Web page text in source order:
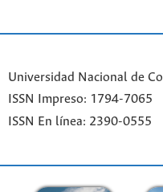
Universidad Nacional de
ISSN Impreso: 1794-7065
ISSN En línea: 2390-0555